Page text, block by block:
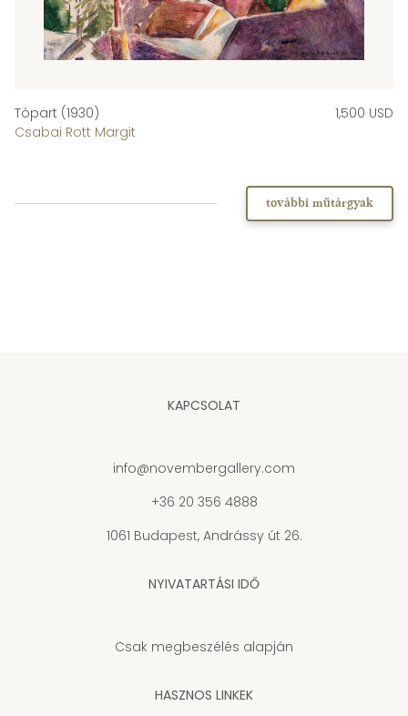
Tópart (1930)
Csabai Rott Margit
1,500 USD
további műtárgyak
KAPCSOLAT
info@novembergallery.com
+36 20 356 4888
1061 Budapest, Andrássy út 26.
NYIVATARTÁSI IDŐ
Csak megbeszélés alapján
HASZNOS LINKEK